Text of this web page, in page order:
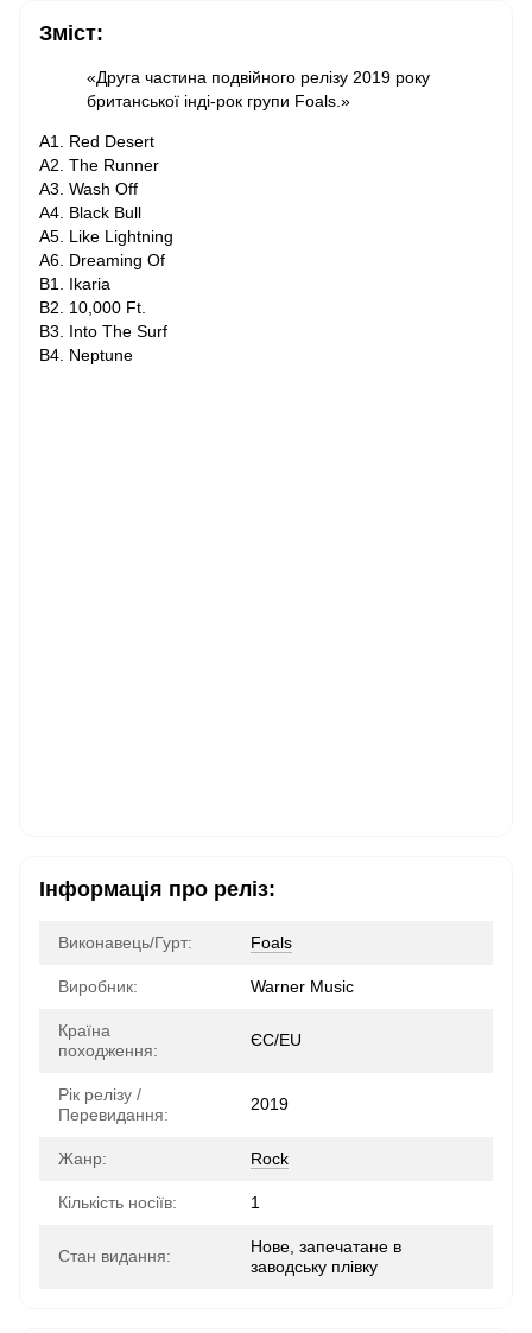
Зміст:
«Друга частина подвійного релізу 2019 року
британської інді-рок групи Foals.»
A1. Red Desert
A2. The Runner
A3. Wash Off
A4. Black Bull
A5. Like Lightning
A6. Dreaming Of
B1. Ikaria
B2. 10,000 Ft.
B3. Into The Surf
B4. Neptune
Інформація про реліз:
Виконавець/Гурт: Foals
Виробник: Warner Music
Країна
походження:
ЄС/EU
Рік релізу /
Перевидання:
2019
Жанр: Rock
Кількість носіїв: 1
Стан видання:
Нове, запечатане в
заводську плівку